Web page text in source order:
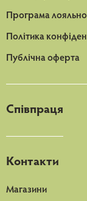
Програма
Політика
Публічна оферта
Співпраця
Контакти
Магазини